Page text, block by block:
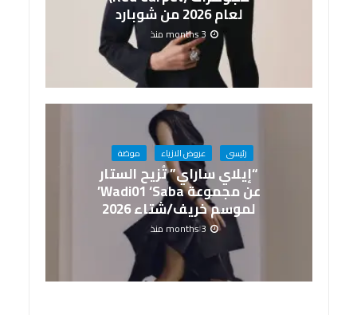
لعام 2026 من شوبارد
3 months منذ
رئيسى عروض الازياء موضة
“إيلاي ساراي” تُزيح الستار
عن مجموعة Wadi01 ‘Saba’
لموسم خريف/شتاء 2026
3 months منذ